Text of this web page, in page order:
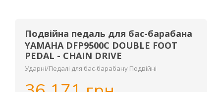
Подвійна педаль для бас-барабана
YAMAHA DFP9500C DOUBLE FOOT
PEDAL - CHAIN DRIVE
Ударні/Педалі для бас-барабану Подвійні